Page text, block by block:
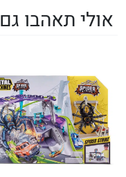
אולי תאהבו גם